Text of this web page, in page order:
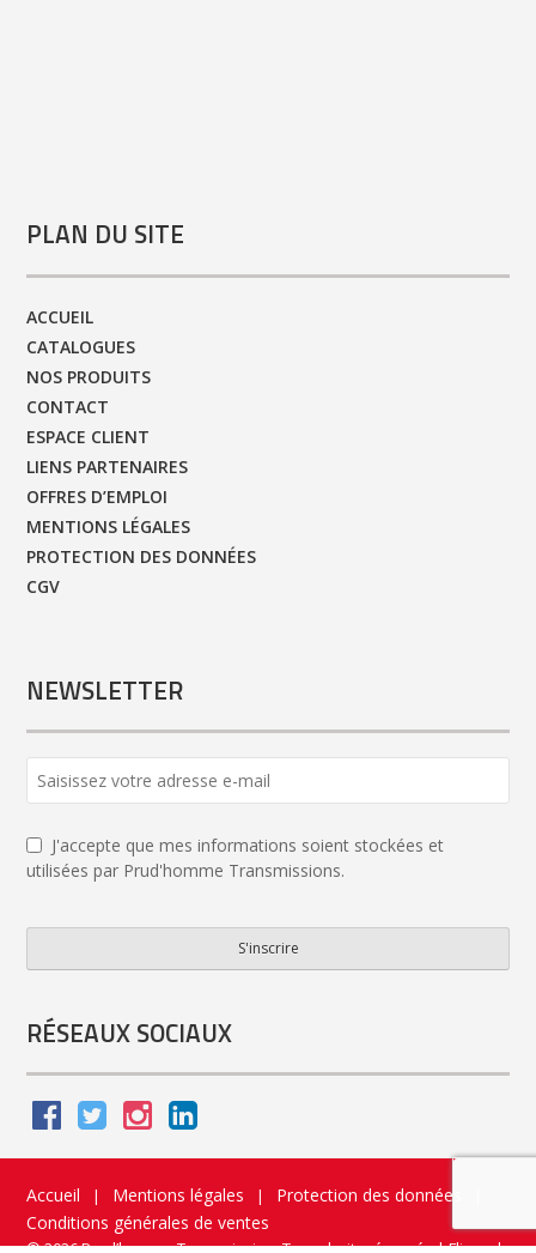
PLAN DU SITE
ACCUEIL
CATALOGUES
NOS PRODUITS
CONTACT
ESPACE CLIENT
LIENS PARTENAIRES
OFFRES D’EMPLOI
MENTIONS LÉGALES
PROTECTION DES DONNÉES
CGV
NEWSLETTER
J'accepte que mes informations soient stockées et
utilisées par Prud'homme Transmissions.
S'inscrire
URL *
RÉSEAUX SOCIAUX
Accueil | Mentions légales | Protection des données
Conditions générales de ventes
© 2026 Prud’homme Transmission. Tous droits réservés|Flippad